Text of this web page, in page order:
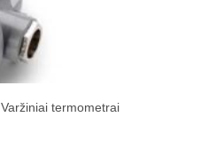
Varžiniai termometrai